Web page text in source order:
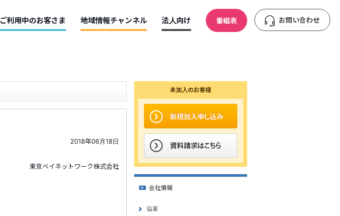
ご利用中のお客さま 地域情報チャンネル 法人向け 番組表 お問い合わせ
2018年06月18日
東京ベイネットワーク株式会社
未加入のお客様
会社情報
沿革